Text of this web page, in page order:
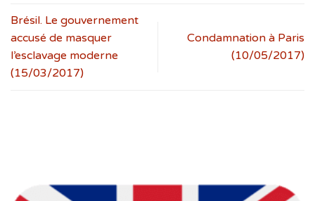
Brésil. Le gouvernement
accusé de masquer
l’esclavage moderne
(15/03/2017)
Condamnation à Paris
(10/05/2017)